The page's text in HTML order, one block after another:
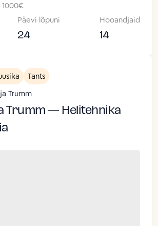
1000€
Päevi lõpuni
24
Hooandjaid
14
Tants
Trumm
Trumm — Helitehnika